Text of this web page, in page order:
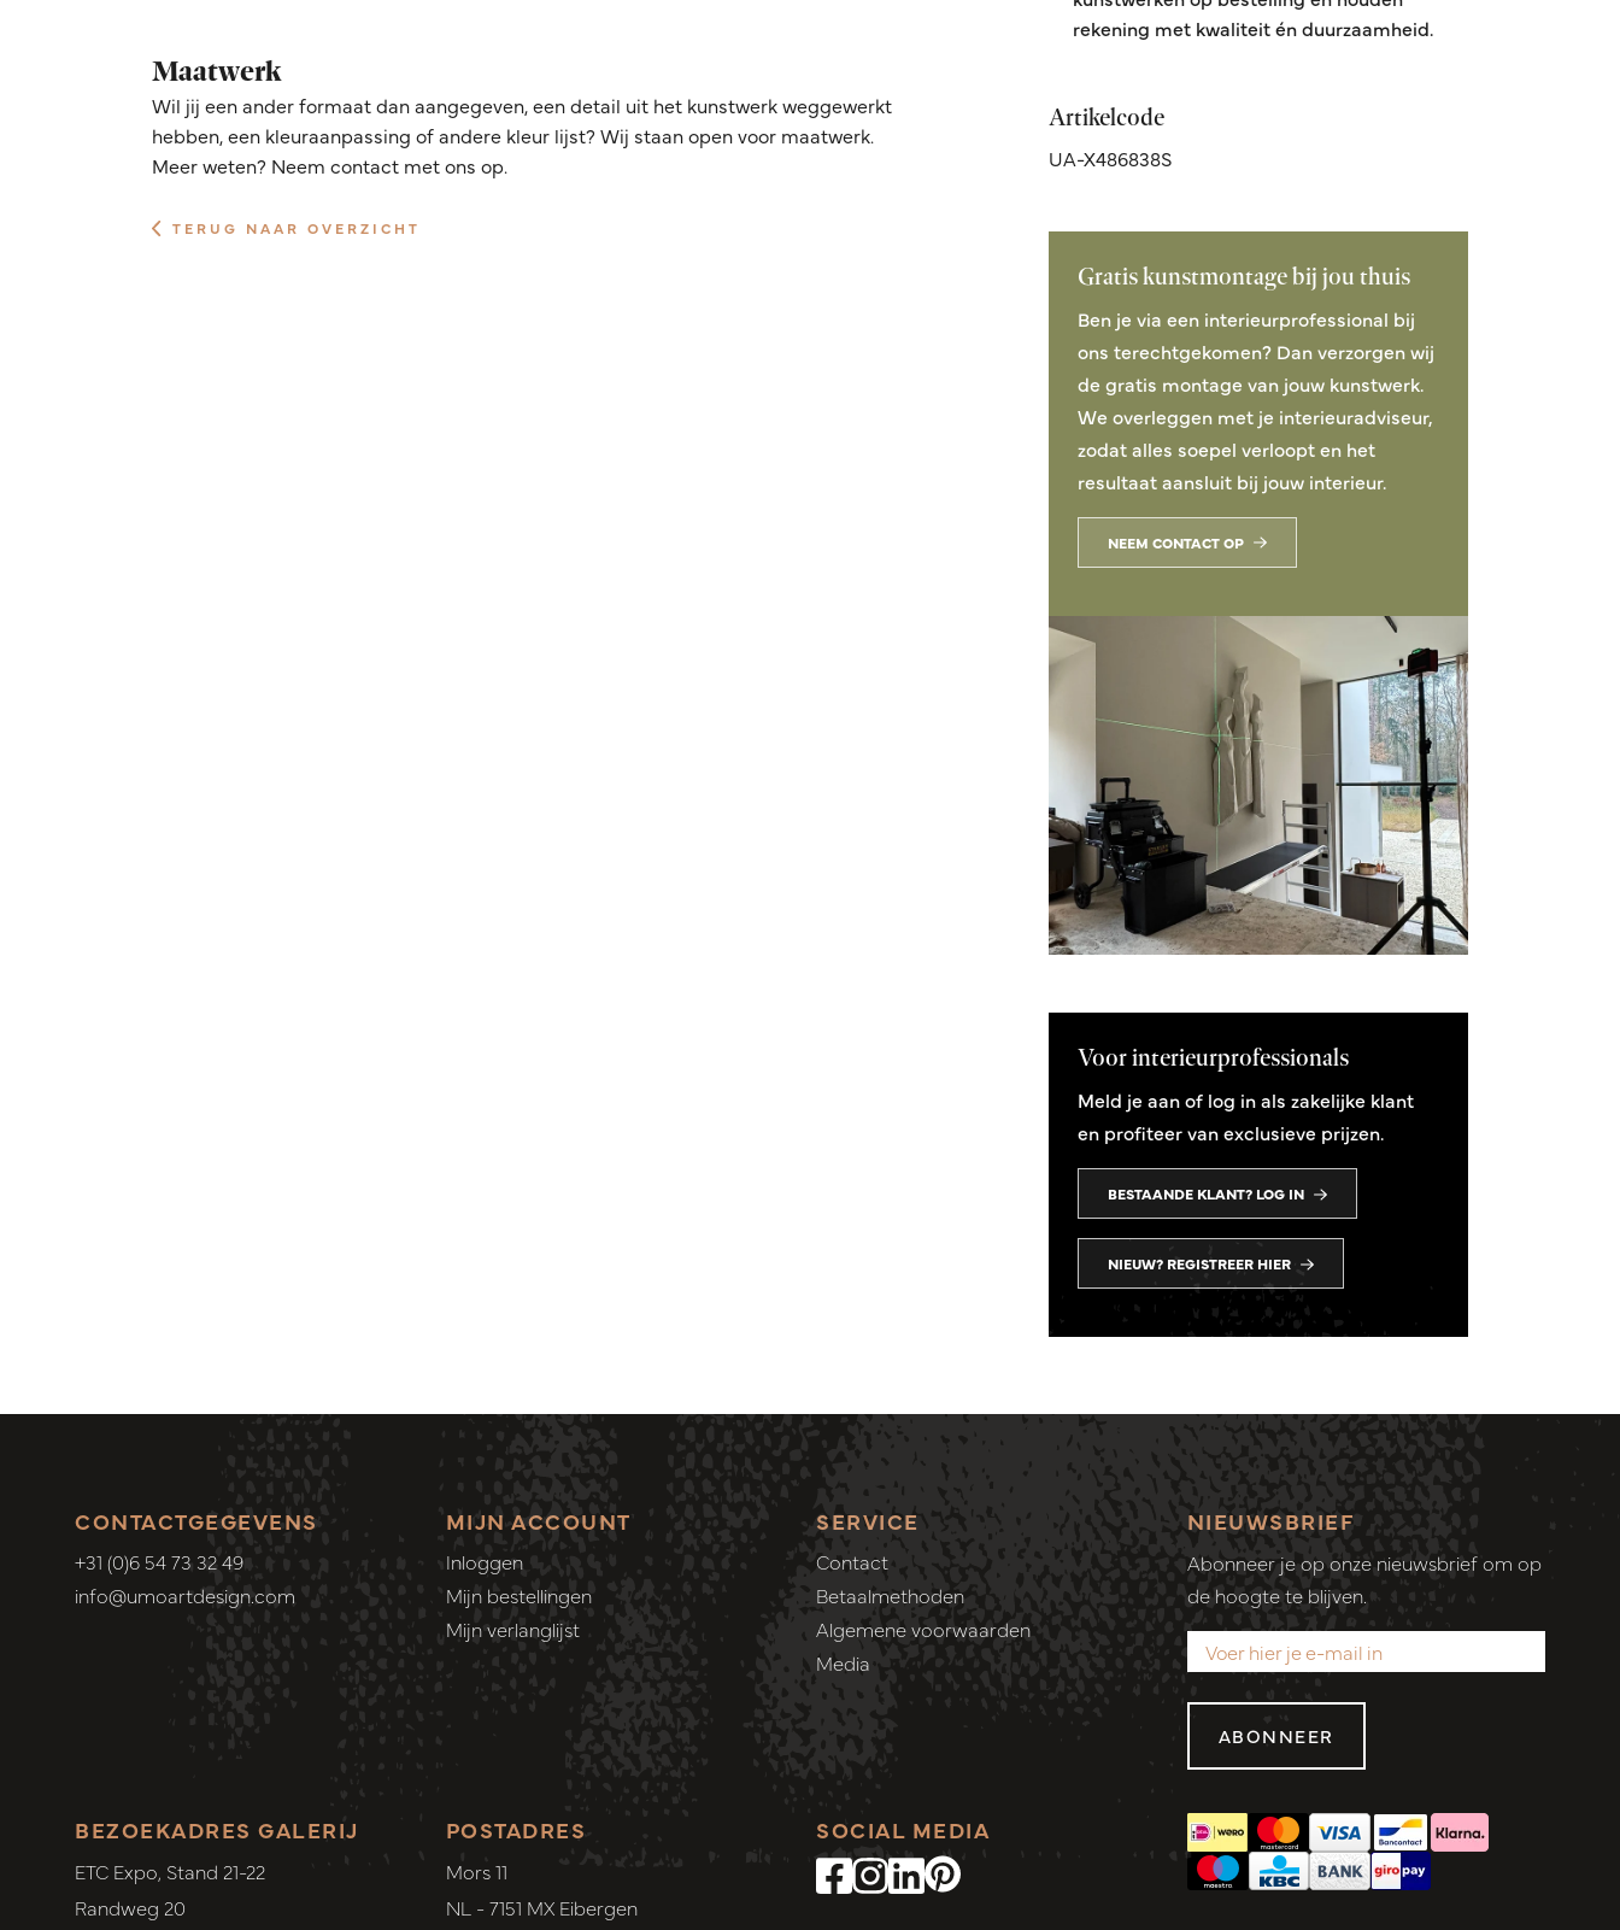
Maatwerk
Wil jij een ander formaat dan aangegeven, een detail uit het kunstwerk weggewerkt
hebben, een kleuraanpassing of andere kleur lijst? Wij staan open voor maatwerk.
Meer weten? Neem contact met ons op.
TERUG NAAR OVERZICHT
rekening met kwaliteit én duurzaamheid.
Artikelcode
UA-X486838S
Gratis kunstmontage bij jou thuis
Ben je via een interieurprofessional bij
ons terechtgekomen? Dan verzorgen wij
de gratis montage van jouw kunstwerk.
We overleggen met je interieuradviseur,
zodat alles soepel verloopt en het
resultaat aansluit bij jouw interieur.
NEEM CONTACT OP
Voor interieurprofessionals
Meld je aan of log in als zakelijke klant
en profiteer van exclusieve prijzen.
BESTAANDE KLANT? LOG IN
NIEUW? REGISTREER HIER
CONTACTGEGEVENS
+31 (0)6 54 73 32 49
info@umoartdesign.com
MIJN ACCOUNT
Inloggen
Mijn bestellingen
Mijn verlanglijst
SERVICE
Contact
Betaalmethoden
Algemene voorwaarden
Media
SOCIAL MEDIA
POSTADRES
Mors 11
NL - 7151 MX Eibergen
BEZOEKADRES GALERIJ
ETC Expo, Stand 21-22
Randweg 20
NIEUWSBRIEF
Abonneer je op onze nieuwsbrief om op
de hoogte te blijven.
ABONNEER